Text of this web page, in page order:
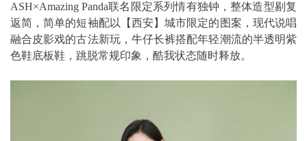
ASH×Amazing Panda联名限定系列情有独钟，整体造型剔复
返简，简单的短袖配以【西安】城市限定的图案，现代说唱
融合皮影戏的古法新玩，牛仔长裤搭配年轻潮流的半透明紫
色鞋底板鞋，跳脱常规印象，酷我状态随时释放。